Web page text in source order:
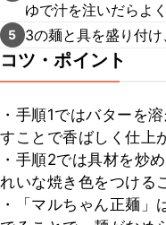
ゆで汁を注いだらよ
5 3の麺と具を盛り付け
コツ・ポイント
・手順1ではバターを
すことで香ばしく仕上
・手順2では具材を炒
れいな焼き色をつける
・「マルちゃん正麺」